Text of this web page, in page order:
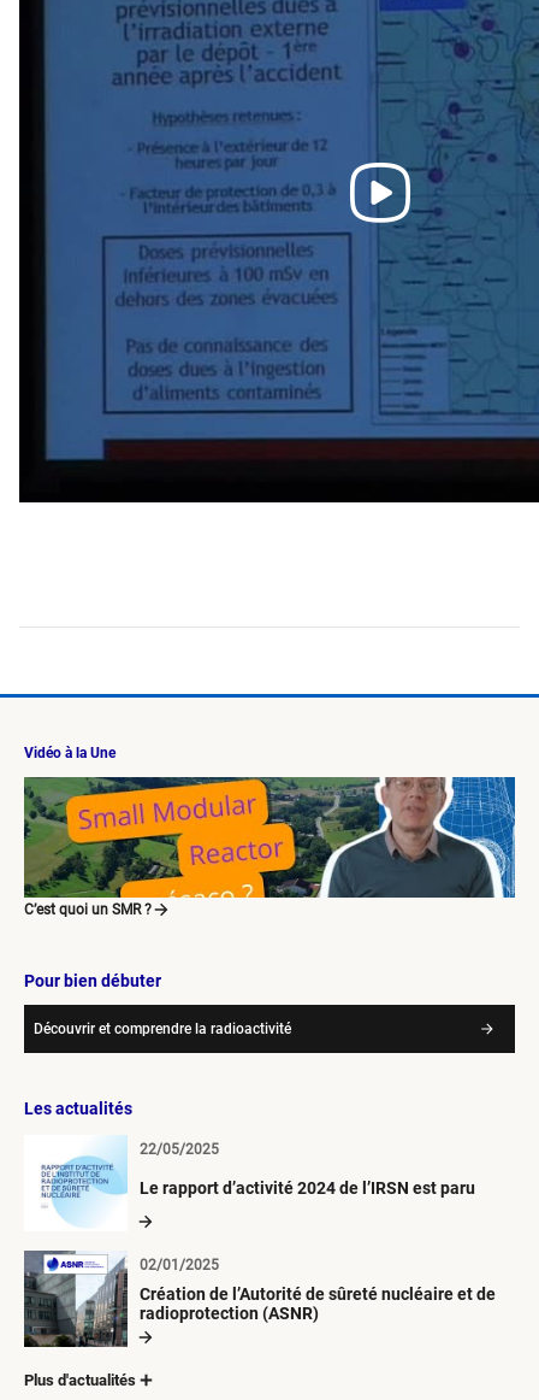
Vidéo à la Une
C’est quoi un SMR ?
Pour bien débuter
Découvrir et comprendre la radioactivité
Les actualités
Le rapport d’activité 2024 de l’IRSN est paru
22/05/2025
Création de l’Autorité de sûreté nucléaire et de
radioprotection (ASNR)
02/01/2025
Plus d'actualités